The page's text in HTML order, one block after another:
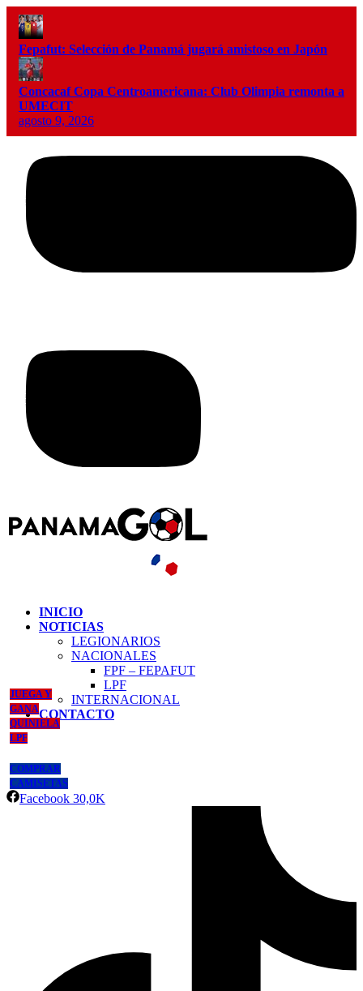
Fepafut: Selección de Panamá jugará amistoso en Japón
Concacaf Copa Centroamericana: Club Olimpia remonta a
UMECIT
agosto 9, 2026
INICIO
NOTICIAS
LEGIONARIOS
NACIONALES
FPF – FEPAFUT
LPF
INTERNACIONAL
CONTACTO
JUEGA Y
GANA
QUINIELA
LPF
COMPRAR
CAMISETAS
Facebook 30,0K